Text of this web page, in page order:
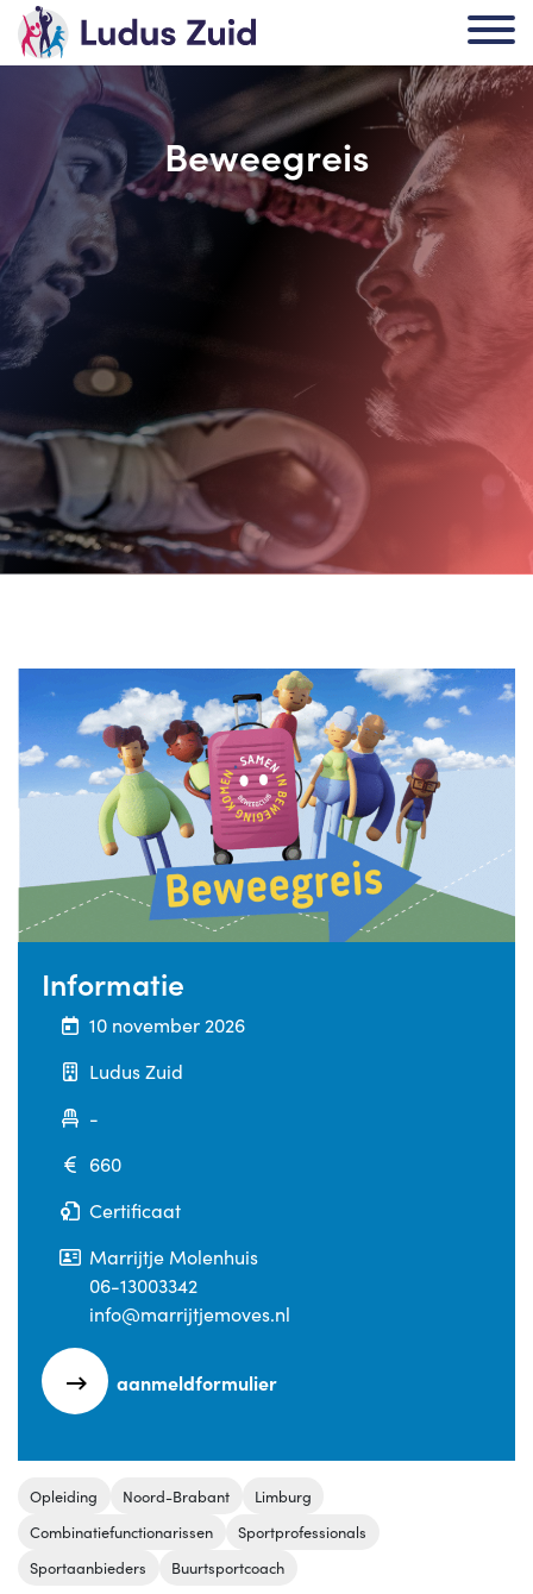
Beweegreis
Informatie
10 november 2026
Ludus Zuid
-
660
Certificaat
Marrijtje Molenhuis
06-13003342
info@marrijtjemoves.nl
aanmeldformulier
Opleiding Noord-Brabant
Limburg
Combinatiefunctionarissen
Sportprofessionals
Sportaanbieders
Buurtsportcoach